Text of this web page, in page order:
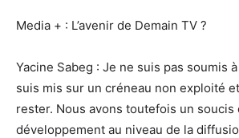
Media + : L’avenir de Demain TV ?
Yacine Sabeg : Je ne suis pas soumis
suis mis sur un créneau non exploité
rester. Nous avons toutefois un soucis
développement au niveau de la